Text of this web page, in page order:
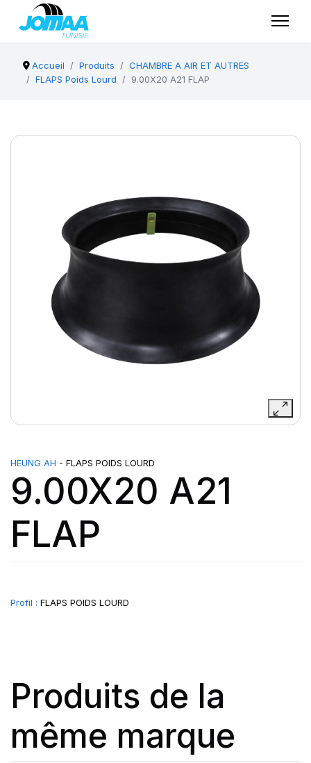
Accueil Produits
CHAMBRE A AIR ET AUTRES
FLAPS Poids Lourd
9.00X20 A21 FLAP
HEUNG AH - FLAPS POIDS LOURD
9.00X20 A21
FLAP
Profil : FLAPS POIDS LOURD
Produits de la
même marque